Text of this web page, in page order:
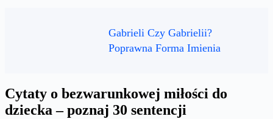
Gabrieli Czy Gabrielii?
Poprawna Forma Imienia
Cytaty o bezwarunkowej miłości do
dziecka – poznaj 30 sentencji